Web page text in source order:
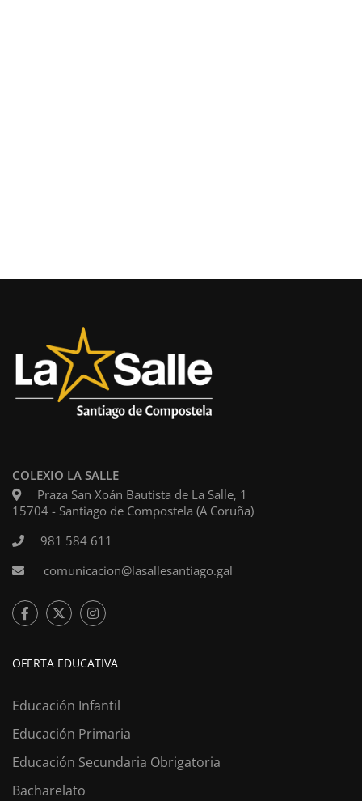
COLEXIO LA SALLE
Praza San Xoán Bautista de La Salle, 1
15704 - Santiago de Compostela (A Coruña)
981 584 611
comunicacion@lasallesantiago.gal
OFERTA EDUCATIVA
Educación Infantil
Educación Primaria
Educación Secundaria Obrigatoria
Bacharelato